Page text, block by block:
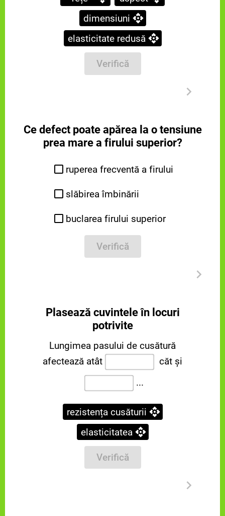
dimensiuni
elasticitate redusă
Verifică
Ce defect poate apărea la o tensiune
prea mare a firului superior?
ruperea frecventă a firului
slăbirea îmbinării
buclarea firului superior
Verifică
Plasează cuvintele în locuri
potrivite
Lungimea pasului de cusătură
afectează atât
căt și
...
rezistența cusăturii
elasticitatea
Verifică